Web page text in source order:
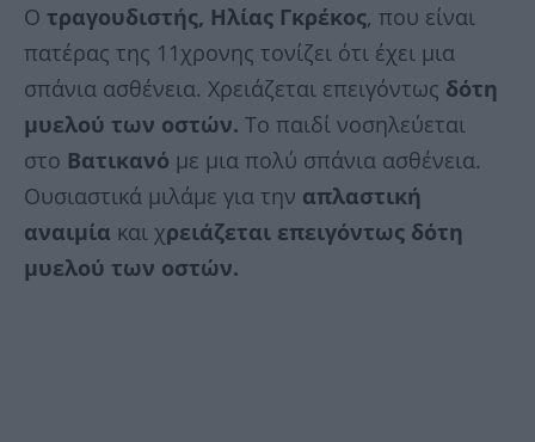
Ο τραγουδιστής, Ηλίας Γκρέκος, που είναι
πατέρας της 11χρονης τονίζει ότι έχει μια
σπάνια ασθένεια. Χρειάζεται επειγόντως δότη
μυελού των οστών. Το παιδί νοσηλεύεται
στο Βατικανό με μια πολύ σπάνια ασθένεια.
Ουσιαστικά μιλάμε για την απλαστική
αναιμία και χρειάζεται επειγόντως δότη
μυελού των οστών.